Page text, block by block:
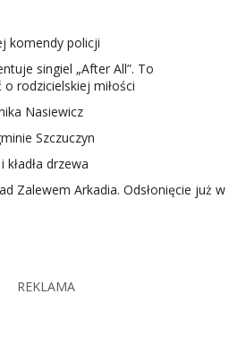
komendy policji
singiel „After All”. To
rodzicielskiej miłości
Nasiewicz
Szczuczyn
kładła drzewa
Zalewem Arkadia. Odsłonięcie już w
REKLAMA